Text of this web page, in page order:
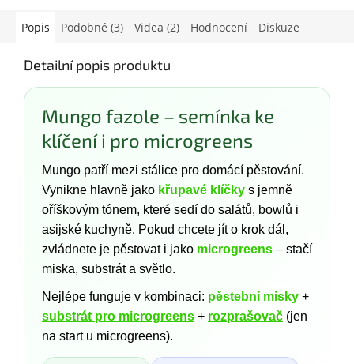
Popis Podobné (3) Videa (2) Hodnocení Diskuze
Detailní popis produktu
Mungo fazole – semínka ke
klíčení i pro microgreens
Mungo patří mezi stálice pro domácí pěstování.
Vynikne hlavně jako křupavé klíčky s jemně
oříškovým tónem, které sedí do salátů, bowlů i
asijské kuchyně. Pokud chcete jít o krok dál,
zvládnete je pěstovat i jako microgreens – stačí
miska, substrát a světlo.
Nejlépe funguje v kombinaci: pěstební misky +
substrát pro microgreens + rozprašovač (jen
na start u microgreens).